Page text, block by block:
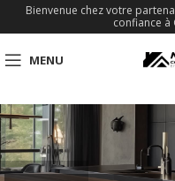
Bienvenue chez votre
confiance à
MENU